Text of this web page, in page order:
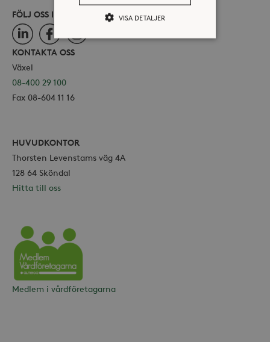
FÖLJ OSS I SOCIALA MEDIER
LinkedInFacebook
KONTAKTA OSS
Växel
08-400 29 100
Fax 08-604 11 16
HUVUDKONTOR
Thorsten Levenstams väg 4A
128 64 Sköndal
Hitta till oss
Vårdföretagarna
Medlem i vårdföretagarna
VISA DETALJER
Strikt nödvändiga kakor tillåter
användas ordentligt utan strikt